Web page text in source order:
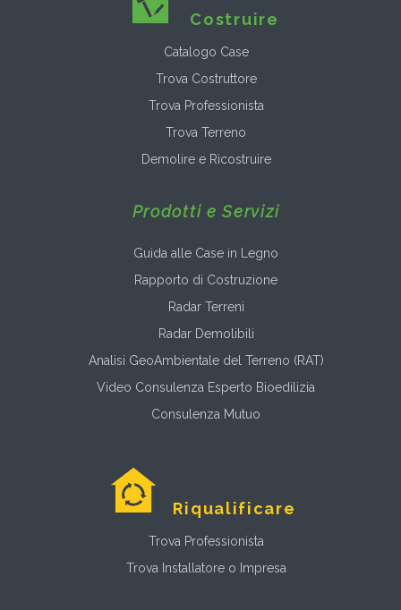
Costruire
Catalogo Case
Trova Costruttore
Trova Professionista
Trova Terreno
Demolire e Ricostruire
Prodotti e Servizi
Guida alle Case in Legno
Rapporto di Costruzione
Radar Terreni
Radar Demolibili
Analisi GeoAmbientale del Terreno (RAT)
Video Consulenza Esperto Bioedilizia
Consulenza Mutuo
Riqualificare
Trova Professionista
Trova Installatore o Impresa